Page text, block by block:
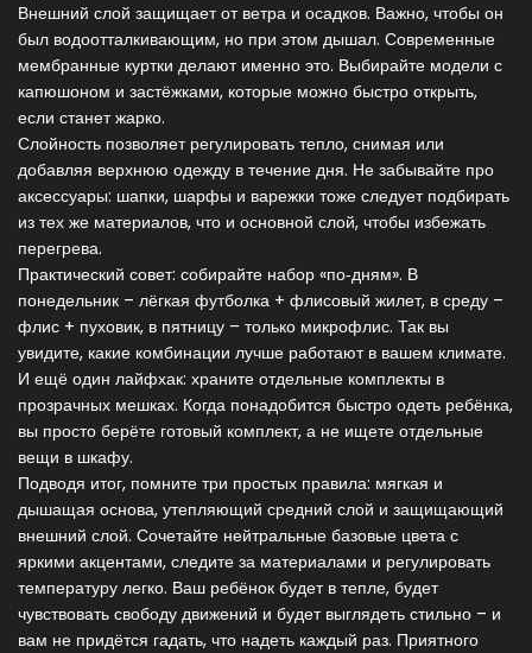
Внешний слой защищает от ветра и осадков. Важно, чтобы он
был водоотталкивающим, но при этом дышал. Современные
мембранные куртки делают именно это. Выбирайте модели с
капюшоном и застёжками, которые можно быстро открыть,
если станет жарко.
Слойность позволяет регулировать тепло, снимая или
добавляя верхнюю одежду в течение дня. Не забывайте про
аксессуары: шапки, шарфы и варежки тоже следует подбирать
из тех же материалов, что и основной слой, чтобы избежать
перегрева.
Практический совет: собирайте набор «по‑дням». В
понедельник – лёгкая футболка + флисовый жилет, в среду –
флис + пуховик, в пятницу – только микрофлис. Так вы
увидите, какие комбинации лучше работают в вашем климате.
И ещё один лайфхак: храните отдельные комплекты в
прозрачных мешках. Когда понадобится быстро одеть ребёнка,
вы просто берёте готовый комплект, а не ищете отдельные
вещи в шкафу.
Подводя итог, помните три простых правила: мягкая и
дышащая основа, утепляющий средний слой и защищающий
внешний слой. Сочетайте нейтральные базовые цвета с
яркими акцентами, следите за материалами и регулировать
температуру легко. Ваш ребёнок будет в тепле, будет
чувствовать свободу движений и будет выглядеть стильно – и
вам не придётся гадать, что надеть каждый раз. Приятного